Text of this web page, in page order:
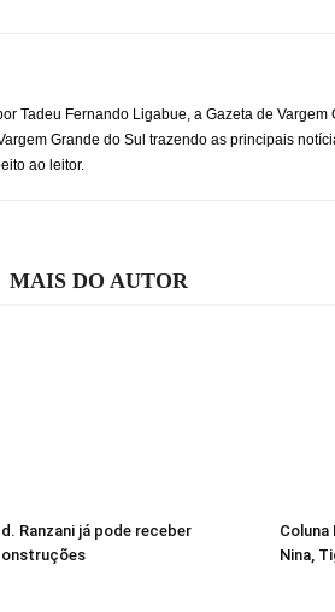
Tadeu Fernando Ligabue, a Gazeta de Vargem
Grande do Sul trazendo as principais
ao leitor.
MAIS DO AUTOR
Ranzani já pode receber
Coluna
Nina,